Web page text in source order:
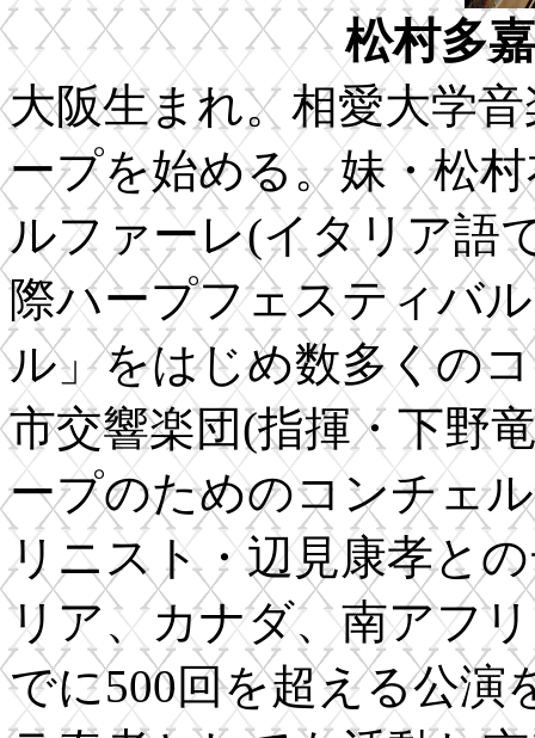
松村多
大阪生まれ。相愛大学
ープを始める。妹・松
ルファーレ(イタリア語
際ハープフェスティバ
ル」をはじめ数多くの
市交響楽団(指揮・下野
ープのためのコンチェ
リニスト・辺見康孝と
リア、カナダ、南アフ
でに500回を超える公演